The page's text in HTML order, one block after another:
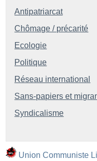
Antipatriarcat
Chômage / précarité
Ecologie
Politique
Réseau international
Sans-papiers et
Syndicalisme
Union Communiste